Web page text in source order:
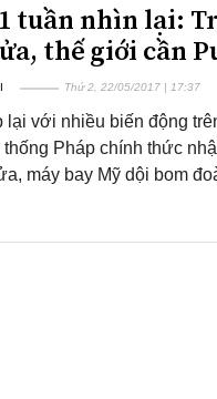
tuần nhìn lại:
thế giới cần
Thứ 2, 22/05/2017 | 17:37
lại với nhiều biến động
thống Pháp chính thức
máy bay Mỹ dội bom